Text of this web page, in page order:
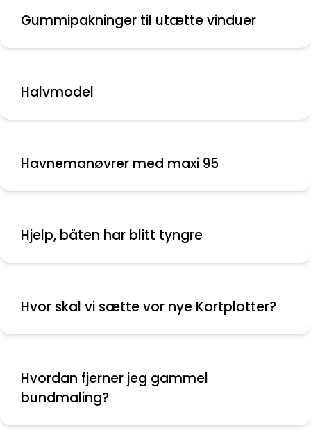
Gummipakninger til utætte vinduer
Halvmodel
Havnemanøvrer med maxi 95
Hjelp, båten har blitt tyngre
Hvor skal vi sætte vor nye Kortplotter?
Hvordan fjerner jeg gammel
bundmaling?